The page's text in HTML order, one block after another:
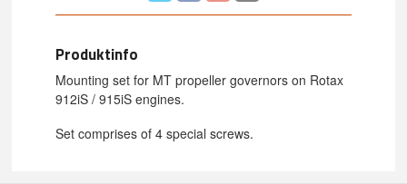
Produktinfo
Mounting set for MT propeller governors on Rotax
912iS / 915iS engines.
Set comprises of 4 special screws.